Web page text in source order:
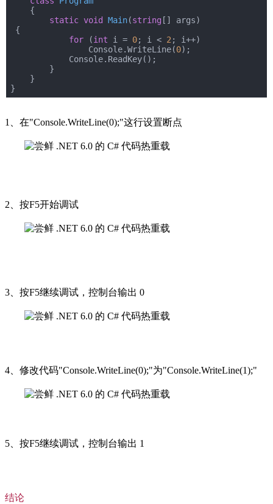
    {
static void Main(string [] args)
{
for (int i = 0; i < 2 ; i++)
                Console.WriteLine(
0);
            Console.ReadKey();
        }
    }
}
1、在"Console.WriteLine(0);"这行设置断点
2、按F5开始调试
3、按F5继续调试，控制台输出 0
4、修改代码"Console.WriteLine(0);"为"Console.WriteLine(1);"
5、按F5继续调试，控制台输出 1
结论